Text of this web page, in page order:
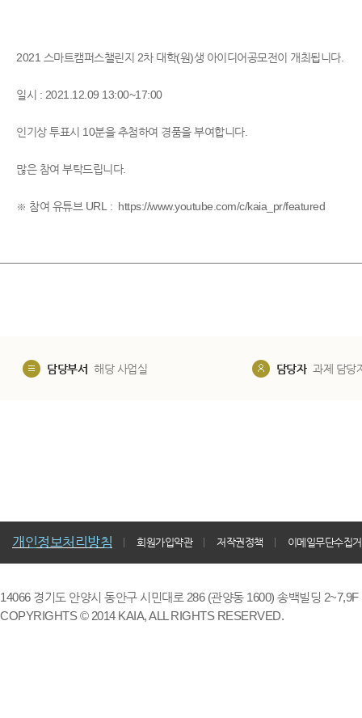
2021 스마트캠퍼스챌린지 2차 대학(원)생 아이디어공모전이 개최됩니다.
일시 : 2021.12.09 13:00~17:00
인기상 투표시 10분을 추첨하여 경품을 부여합니다.
많은 참여 부탁드립니다.
※ 참여 유튜브 URL : https://www.youtube.com/c/kaia_pr/featured
담당부서 해당 사업실 담당자 과제 담당
개인정보처리방침 회원가입약관 저작권정책 이메일무단수집
14066 경기도 안양시 동안구 시민대로 286 (관양동 1600) 송백빌딩
COPYRIGHTS © 2014 KAIA, ALL RIGHTS RESERVED.